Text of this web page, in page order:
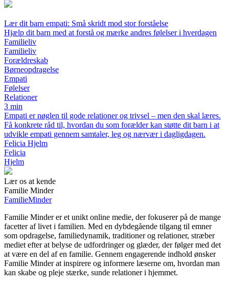
Lær dit barn empati: Små skridt mod stor forståelse
Hjælp dit barn med at forstå og mærke andres følelser i hverdagen
Familieliv
Familieliv
Forældreskab
Børneopdragelse
Empati
Følelser
Relationer
3 min
Empati er nøglen til gode relationer og trivsel – men den skal læres.
Få konkrete råd til, hvordan du som forælder kan støtte dit barn i at
udvikle empati gennem samtaler, leg og nærvær i dagligdagen.
Felicia Hjelm
Felicia
Hjelm
Lær os at kende
Familie Minder
FamilieMinder
Familie Minder er et unikt online medie, der fokuserer på de mange
facetter af livet i familien. Med en dybdegående tilgang til emner
som opdragelse, familiedynamik, traditioner og relationer, stræber
mediet efter at belyse de udfordringer og glæder, der følger med det
at være en del af en familie. Gennem engagerende indhold ønsker
Familie Minder at inspirere og informere læserne om, hvordan man
kan skabe og pleje stærke, sunde relationer i hjemmet.